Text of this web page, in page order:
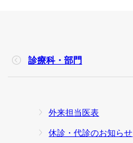
診療科・部門
外来担当医表
休診・代診のお知らせ